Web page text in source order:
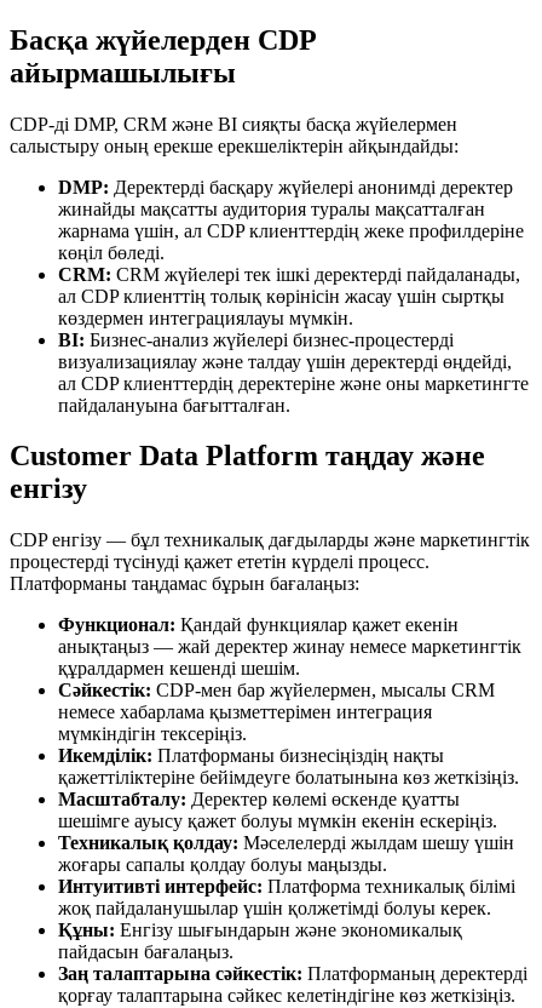
Басқа жүйелерден CDP
айырмашылығы
CDP-ді DMP, CRM және BI сияқты басқа жүйелермен
салыстыру оның ерекше ерекшеліктерін айқындайды:
DMP: Деректерді басқару жүйелері анонимді деректер
жинайды мақсатты аудитория туралы мақсатталған
жарнама үшін, ал CDP клиенттердің жеке профилдеріне
көңіл бөледі.
CRM: CRM жүйелері тек ішкі деректерді пайдаланады,
ал CDP клиенттің толық көрінісін жасау үшін сыртқы
көздермен интеграциялауы мүмкін.
BI: Бизнес-анализ жүйелері бизнес-процестерді
визуализациялау және талдау үшін деректерді өңдейді,
ал CDP клиенттердің деректеріне және оны маркетингте
пайдалануына бағытталған.
Customer Data Platform таңдау және
енгізу
CDP енгізу — бұл техникалық дағдыларды және маркетингтік
процестерді түсінуді қажет ететін күрделі процесс.
Платформаны таңдамас бұрын бағалаңыз:
Функционал: Қандай функциялар қажет екенін
анықтаңыз — жай деректер жинау немесе маркетингтік
құралдармен кешенді шешім.
Сәйкестік: CDP-мен бар жүйелермен, мысалы CRM
немесе хабарлама қызметтерімен интеграция
мүмкіндігін тексеріңіз.
Икемділік: Платформаны бизнесіңіздің нақты
қажеттіліктеріне бейімдеуге болатынына көз жеткізіңіз.
Масштабталу: Деректер көлемі өскенде қуатты
шешімге ауысу қажет болуы мүмкін екенін ескеріңіз.
Техникалық қолдау: Мәселелерді жылдам шешу үшін
жоғары сапалы қолдау болуы маңызды.
Интуитивті интерфейс: Платформа техникалық білімі
жоқ пайдаланушылар үшін қолжетімді болуы керек.
Құны: Енгізу шығындарын және экономикалық
пайдасын бағалаңыз.
Заң талаптарына сәйкестік: Платформаның деректерді
қорғау талаптарына сәйкес келетіндігіне көз жеткізіңіз.